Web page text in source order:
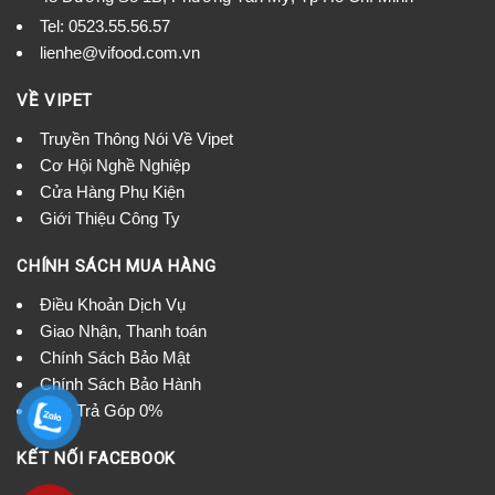
Tel: 0523.55.56.57
lienhe@vifood.com.vn
VỀ VIPET
Truyền Thông Nói Về Vipet
Cơ Hội Nghề Nghiệp
Cửa Hàng Phụ Kiện
Giới Thiệu Công Ty
CHÍNH SÁCH MUA HÀNG
Điều Khoản Dịch Vụ
Giao Nhận, Thanh toán
Chính Sách Bảo Mật
Chính Sách Bảo Hành
Mua Trả Góp 0%
KẾT NỐI FACEBOOK